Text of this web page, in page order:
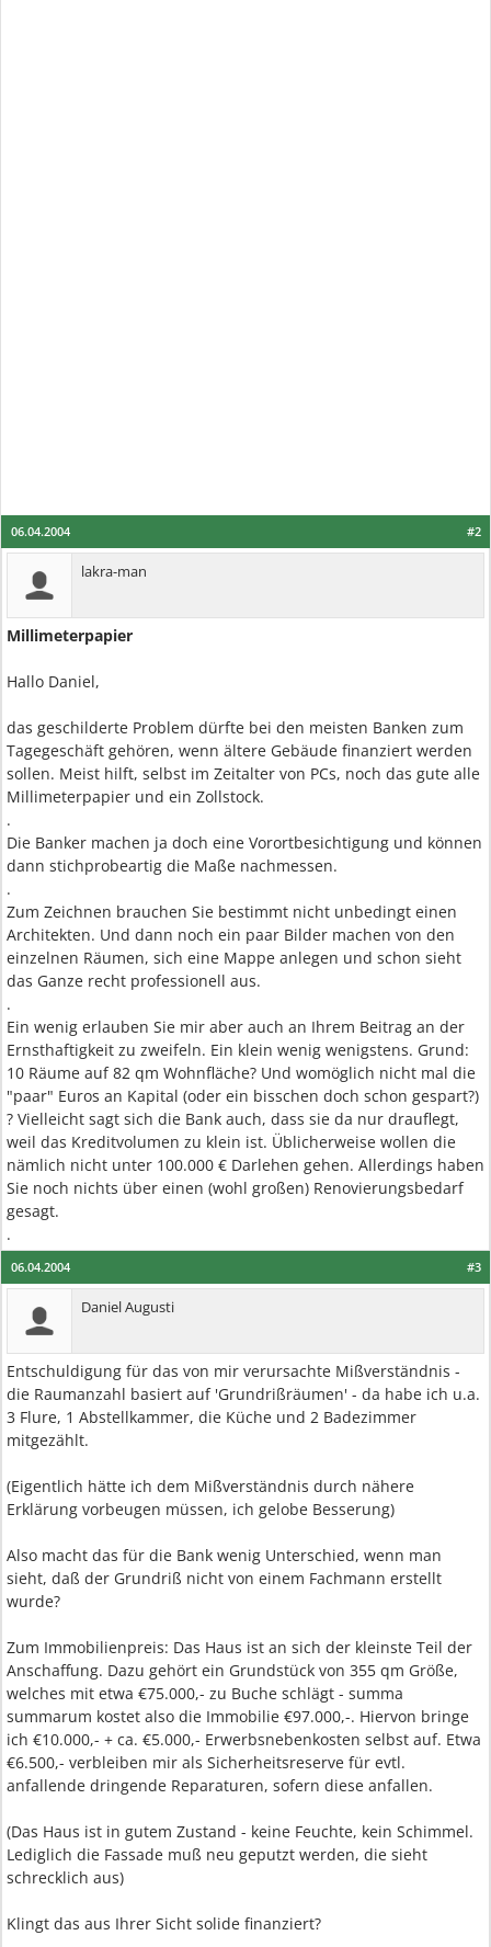
#2
06.04.2004
lakra-man
Millimeterpapier
Hallo Daniel,
das geschilderte Problem dürfte bei den meisten Banken zum
Tagegeschäft gehören, wenn ältere Gebäude finanziert werden
sollen. Meist hilft, selbst im Zeitalter von PCs, noch das gute alle
Millimeterpapier und ein Zollstock.
.
Die Banker machen ja doch eine Vorortbesichtigung und können
dann stichprobeartig die Maße nachmessen.
.
Zum Zeichnen brauchen Sie bestimmt nicht unbedingt einen
Architekten. Und dann noch ein paar Bilder machen von den
einzelnen Räumen, sich eine Mappe anlegen und schon sieht
das Ganze recht professionell aus.
.
Ein wenig erlauben Sie mir aber auch an Ihrem Beitrag an der
Ernsthaftigkeit zu zweifeln. Ein klein wenig wenigstens. Grund:
10 Räume auf 82 qm Wohnfläche? Und womöglich nicht mal die
"paar" Euros an Kapital (oder ein bisschen doch schon gespart?)
? Vielleicht sagt sich die Bank auch, dass sie da nur drauflegt,
weil das Kreditvolumen zu klein ist. Üblicherweise wollen die
nämlich nicht unter 100.000 € Darlehen gehen. Allerdings haben
Sie noch nichts über einen (wohl großen) Renovierungsbedarf
gesagt.
.
#3
06.04.2004
Daniel Augusti
Entschuldigung für das von mir verursachte Mißverständnis -
die Raumanzahl basiert auf 'Grundrißräumen' - da habe ich u.a.
3 Flure, 1 Abstellkammer, die Küche und 2 Badezimmer
mitgezählt.
(Eigentlich hätte ich dem Mißverständnis durch nähere
Erklärung vorbeugen müssen, ich gelobe Besserung)
Also macht das für die Bank wenig Unterschied, wenn man
sieht, daß der Grundriß nicht von einem Fachmann erstellt
wurde?
Zum Immobilienpreis: Das Haus ist an sich der kleinste Teil der
Anschaffung. Dazu gehört ein Grundstück von 355 qm Größe,
welches mit etwa €75.000,- zu Buche schlägt - summa
summarum kostet also die Immobilie €97.000,-. Hiervon bringe
ich €10.000,- + ca. €5.000,- Erwerbsnebenkosten selbst auf. Etwa
€6.500,- verbleiben mir als Sicherheitsreserve für evtl.
anfallende dringende Reparaturen, sofern diese anfallen.
(Das Haus ist in gutem Zustand - keine Feuchte, kein Schimmel.
Lediglich die Fassade muß neu geputzt werden, die sieht
schrecklich aus)
Klingt das aus Ihrer Sicht solide finanziert?